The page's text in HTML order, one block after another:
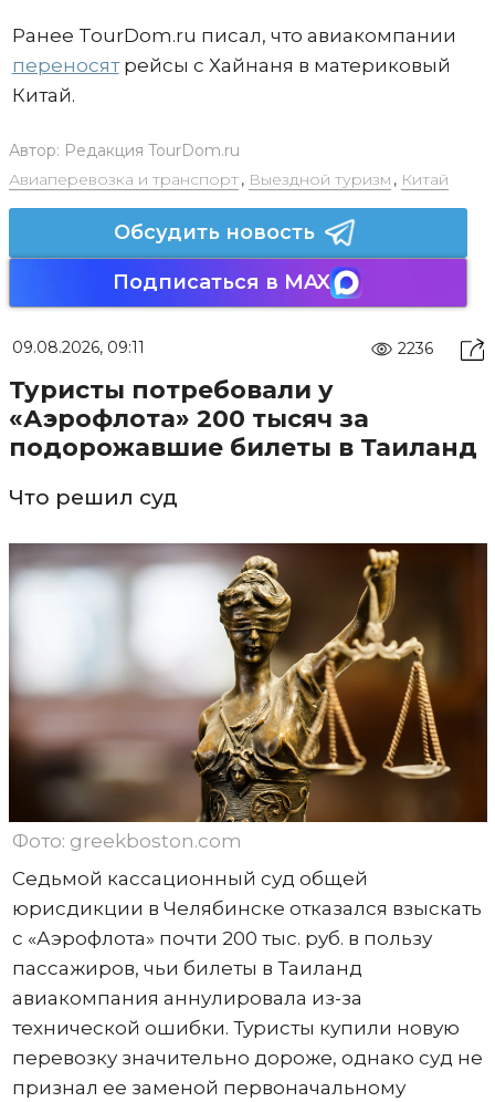
Ранее TourDom.ru писал, что авиакомпании
переносятрейсы с Хайнаня в материковый
Китай.
Автор: Редакция TourDom.ru
Авиаперевозка и транспорт, Выездной туризм , Китай
Обсудить новость
Подписаться в MAX
09.08.2026, 09:11 2236
Туристы потребовали у
«Аэрофлота» 200 тысяч за
подорожавшие билеты в Таиланд
Что решил суд
Фото: greekboston.com
Седьмой кассационный суд общей
юрисдикции в Челябинске отказался взыскать
с «Аэрофлота» почти 200 тыс. руб. в пользу
пассажиров, чьи билеты в Таиланд
авиакомпания аннулировала из-за
технической ошибки. Туристы купили новую
перевозку значительно дороже, однако суд не
признал ее заменой первоначальному